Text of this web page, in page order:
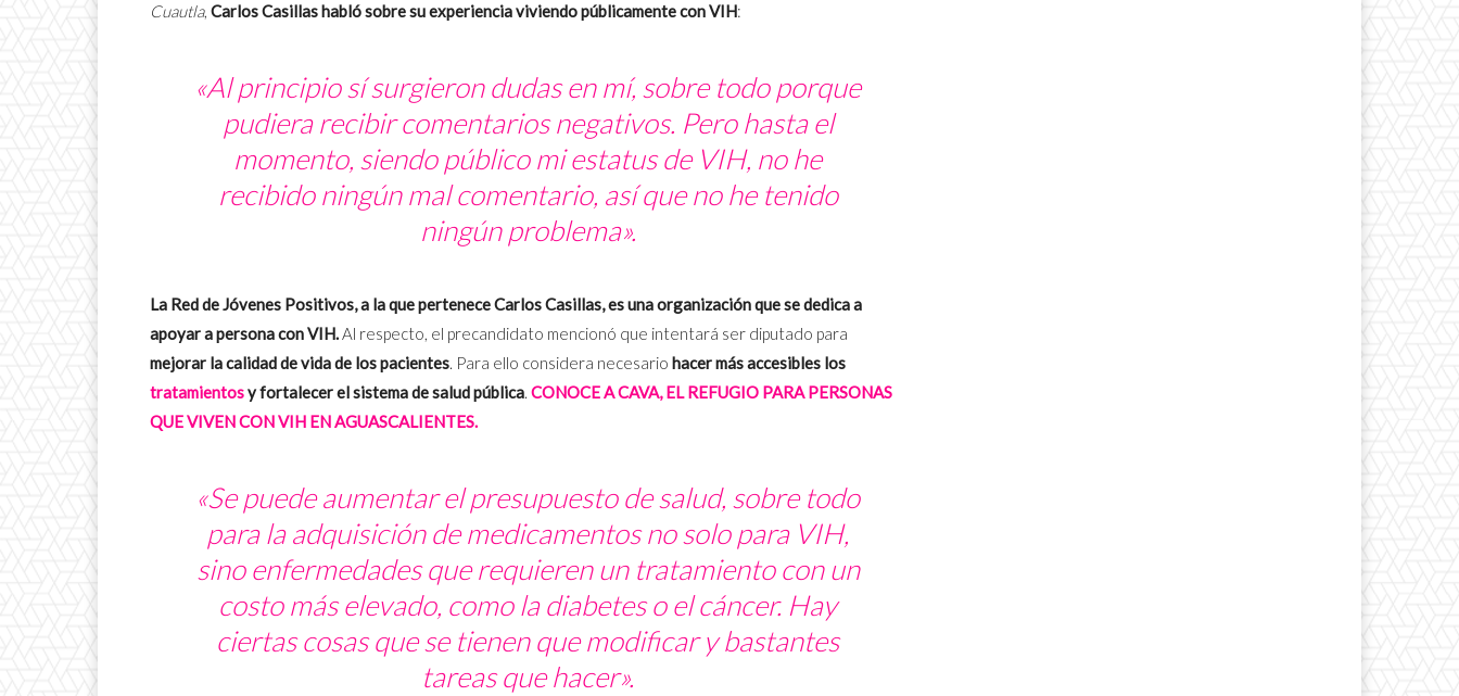
Cuautla, Carlos Casillas habló sobre su experiencia viviendo públicamente con VIH:
«Al principio sí surgieron dudas en mí, sobre todo porque
pudiera recibir comentarios negativos. Pero hasta el
momento, siendo público mi estatus de VIH, no he
recibido ningún mal comentario, así que no he tenido
ningún problema».
La Red de Jóvenes Positivos, a la que pertenece Carlos Casillas, es una organización que se dedica a
apoyar a persona con VIH.Al respecto, el precandidato mencionó que intentará ser diputado para
mejorar la calidad de vida de los pacientes. Para ello considera necesario hacer más accesibles los
tratamientosy fortalecer el sistema de salud pública. CONOCE A CAVA, EL REFUGIO PARA PERSONAS
QUE VIVEN CON VIH EN AGUASCALIENTES.
«Se puede aumentar el presupuesto de salud, sobre todo
para la adquisición de medicamentos no solo para VIH,
sino enfermedades que requieren un tratamiento con un
costo más elevado, como la diabetes o el cáncer. Hay
ciertas cosas que se tienen que modificar y bastantes
tareas que hacer».